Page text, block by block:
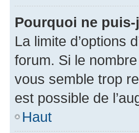
Pourquoi ne
La limite d’options
forum. Si le
vous semble trop
est possible de
Haut